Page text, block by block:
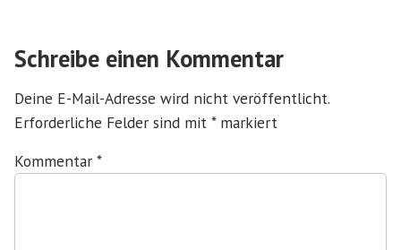
Schreibe einen Kommentar
Deine E-Mail-Adresse wird nicht veröffentlicht.
Erforderliche Felder sind mit *markiert
Kommentar *